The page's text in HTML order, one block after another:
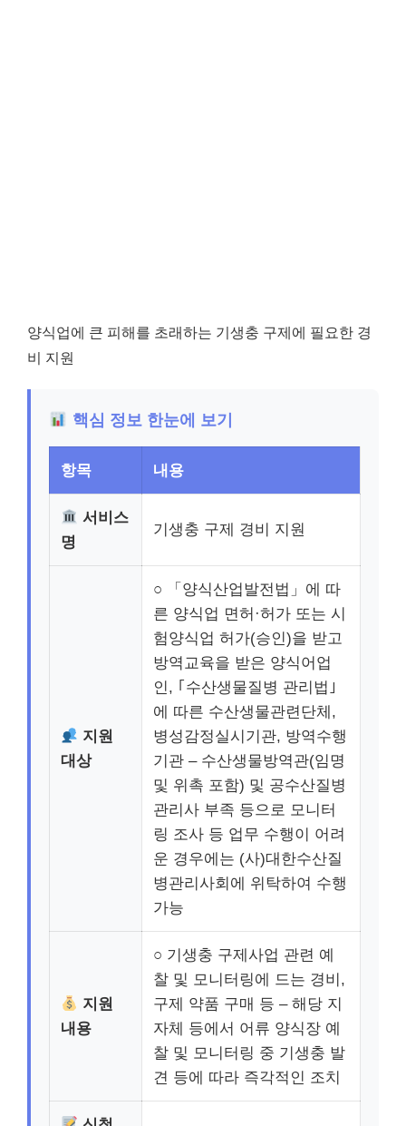
양식업에 큰 피해를 초래하는 기생충 구제에 필요한 경
비 지원
핵심 정보 한눈에 보기
항목 내용
서비스
명
기생충 구제 경비 지원
지원
대상
○ 「양식산업발전법」에 따
른 양식업 면허·허가 또는 시
험양식업 허가(승인)을 받고
방역교육을 받은 양식어업
인, ｢수산생물질병 관리법｣
에 따른 수산생물관련단체,
병성감정실시기관, 방역수행
기관 – 수산생물방역관(임명
및 위촉 포함) 및 공수산질병
관리사 부족 등으로 모니터
링 조사 등 업무 수행이 어려
운 경우에는 (사)대한수산질
병관리사회에 위탁하여 수행
가능
지원
내용
○ 기생충 구제사업 관련 예
찰 및 모니터링에 드는 경비,
구제 약품 구매 등 – 해당 지
자체 등에서 어류 양식장 예
찰 및 모니터링 중 기생충 발
견 등에 따라 즉각적인 조치